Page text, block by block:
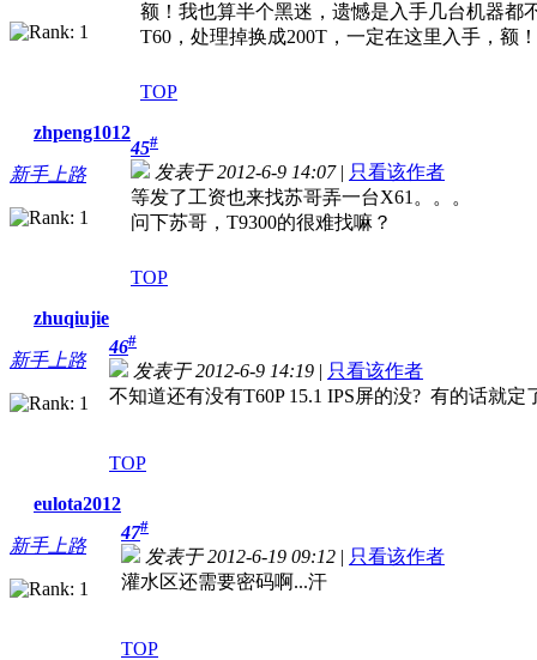
额！我也算半个黑迷，遗憾是入手几台机器都
T60，处理掉换成200T，一定在这里入手，额
TOP
zhpeng1012
新手上路
45#
发表于 2012-6-9 14:07| 只看该作者
等发了工资也来找苏哥弄一台X61。。。
问下苏哥，T9300的很难找嘛？
TOP
zhuqiujie
新手上路
46#
发表于 2012-6-9 14:19 | 只看该作者
不知道还有没有T60P 15.1 IPS屏的没? 有的话就定
TOP
eulota2012
新手上路
47#
发表于 2012-6-19 09:12 | 只看该作者
灌水区还需要密码啊...汗
TOP